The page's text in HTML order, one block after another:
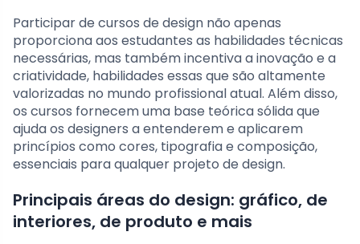
Participar de cursos de design não apenas
proporciona aos estudantes as habilidades técnicas
necessárias, mas também incentiva a inovação e a
criatividade, habilidades essas que são altamente
valorizadas no mundo profissional atual. Além disso,
os cursos fornecem uma base teórica sólida que
ajuda os designers a entenderem e aplicarem
princípios como cores, tipografia e composição,
essenciais para qualquer projeto de design.
Principais áreas do design: gráfico, de
interiores, de produto e mais